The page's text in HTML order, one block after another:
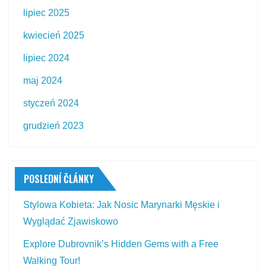
lipiec 2025
kwiecień 2025
lipiec 2024
maj 2024
styczeń 2024
grudzień 2023
POSLEDNÍ ČLÁNKY
Stylowa Kobieta: Jak Nosic Marynarki Męskie i
Wyglądać Zjawiskowo
Explore Dubrovnik’s Hidden Gems with a Free
Walking Tour!